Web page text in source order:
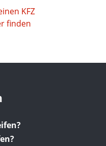
KFZ
finden